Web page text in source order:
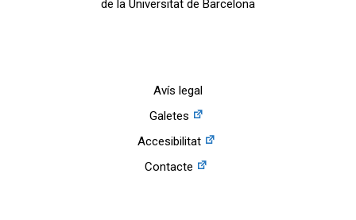
de la Universitat de Barcelona
Avís legal
Galetes
Accesibilitat
Contacte